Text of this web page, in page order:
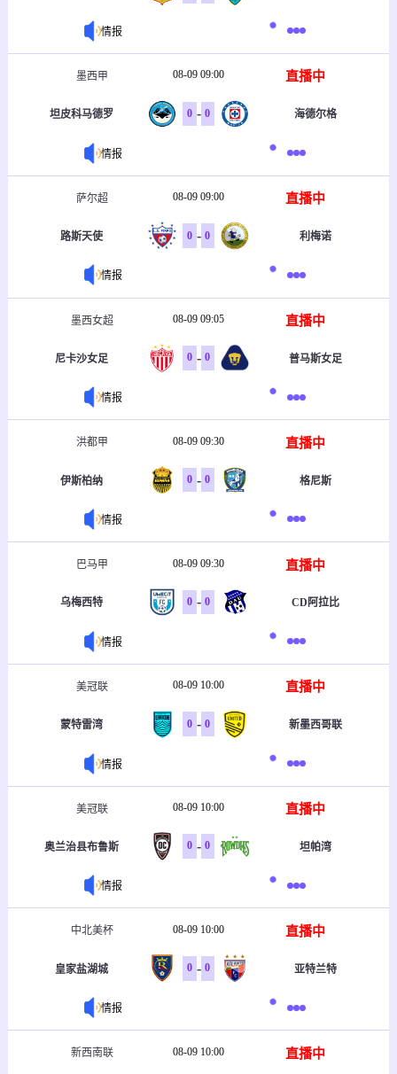
情报
墨西甲 08-09 09:00 直播中
坦皮科马德罗 0 - 0 海德尔格
情报
萨尔超 08-09 09:00 直播中
路斯天使 0 - 0 利梅诺
情报
墨西女超 08-09 09:05 直播中
尼卡沙女足 0 - 0 普马斯女足
情报
洪都甲 08-09 09:30 直播中
伊斯柏纳 0 - 0 格尼斯
情报
巴马甲 08-09 09:30 直播中
乌梅西特 0 - 0 CD阿拉比
情报
美冠联 08-09 10:00 直播中
蒙特雷湾 0 - 0 新墨西哥联
情报
美冠联 08-09 10:00 直播中
奥兰治县布鲁斯 0 - 0 坦帕湾
情报
中北美杯 08-09 10:00 直播中
皇家盐湖城 0 - 0 亚特兰特
情报
新西南联 08-09 10:00 直播中